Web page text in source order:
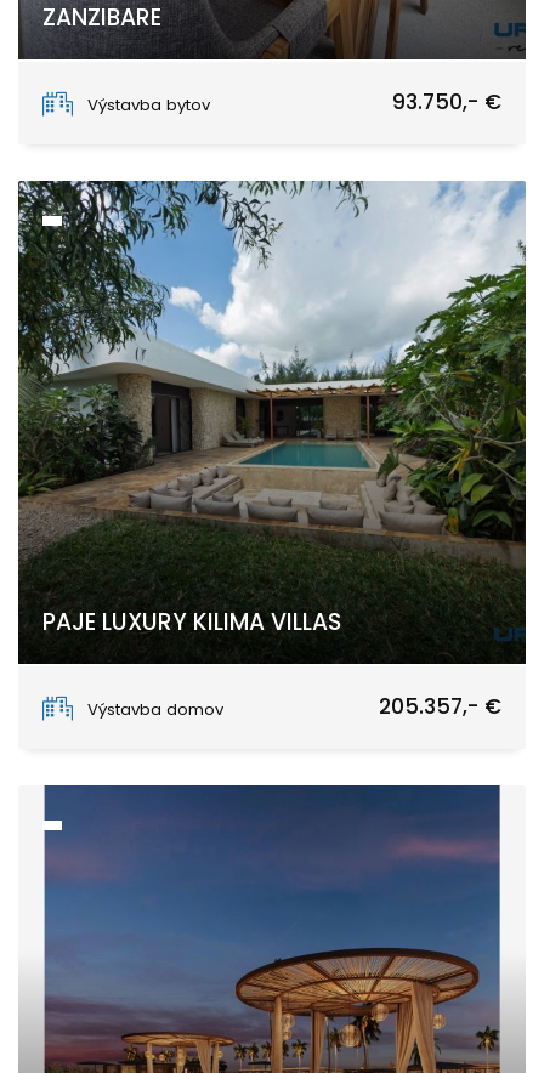
ZANZIBARE
Výstavba bytov
93.750,- €
PAJE LUXURY KILIMA VILLAS
Výstavba domov
205.357,- €